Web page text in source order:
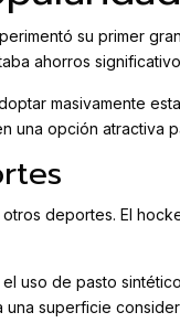
su primer
ahorros
masivamente
una opción atractiva
deportes. El
el uso de pasto
superficie